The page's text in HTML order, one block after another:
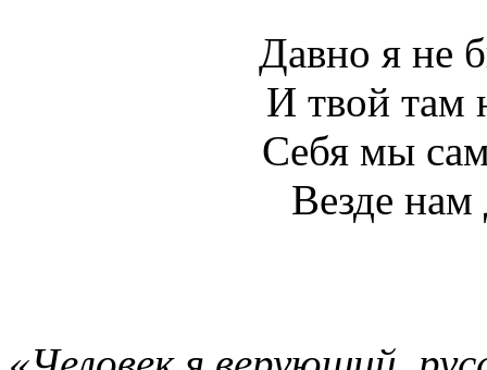
Давно я не
И твой там
Себя мы
Везде